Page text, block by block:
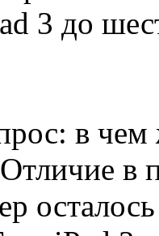
3 до
в
в